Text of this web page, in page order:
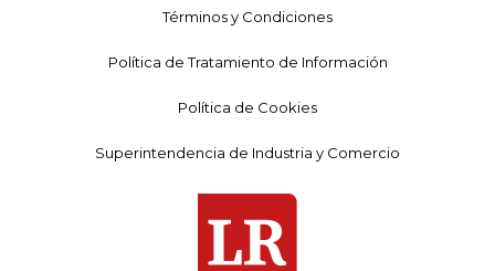
Términos y Condiciones
Política de Tratamiento de Información
Política de Cookies
Superintendencia de Industria y Comercio